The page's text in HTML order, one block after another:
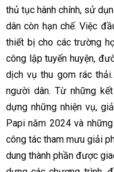
thủ tục hành chính, sử
dân còn hạn chế. Việc
thiết bị cho các trường
công lập tuyến huyện,
dịch vụ thu gom rác
người dân. Từ những
dựng những nhiện vụ,
Papi năm 2024 và
công tác tham mưu giải
dung thành phần được